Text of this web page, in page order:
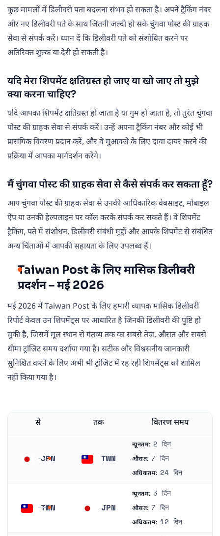
कुछ मामलों में डिलीवरी पता बदलना संभव हो सकता है। अपने ट्रैकिंग नंबर
और नए डिलीवरी पते के साथ जितनी जल्दी हो सके चुंगवा पोस्ट की ग्राहक
सेवा से संपर्क करें। ध्यान दें कि डिलीवरी पते को संशोधित करने पर
अतिरिक्त शुल्क या देरी हो सकती है।
यदि मेरा शिपमेंट क्षतिग्रस्त हो जाए या खो जाए तो मुझे
क्या करना चाहिए?
यदि आपका शिपमेंट क्षतिग्रस्त हो जाता है या गुम हो जाता है, तो तुरंत चुंगवा
पोस्ट की ग्राहक सेवा से संपर्क करें। उन्हें अपना ट्रैकिंग नंबर और कोई भी
प्रासंगिक विवरण प्रदान करें, और वे मुआवजे के लिए दावा दायर करने की
प्रक्रिया में आपका मार्गदर्शन करेंगे।
मैं चुंगवा पोस्ट की ग्राहक सेवा से कैसे संपर्क कर सकता हूँ?
आप चुंगवा पोस्ट की ग्राहक सेवा से उनकी आधिकारिक वेबसाइट, मोबाइल
ऐप या उनकी हेल्पलाइन पर कॉल करके संपर्क कर सकते हैं। वे शिपमेंट
ट्रैकिंग, पते में संशोधन, डिलीवरी संबंधी मुद्दों और आपके शिपमेंट से संबंधित
अन्य चिंताओं में आपकी सहायता के लिए उपलब्ध हैं।
Taiwan Post के लिए मासिक डिलीवरी
प्रदर्शन – मई 2026
मई 2026 में Taiwan Post के लिए हमारी व्यापक मासिक डिलीवरी
रिपोर्ट केवल उन शिपमेंट्स पर आधारित है जिनकी डिलीवरी की पुष्टि हो
चुकी है, जिसमें मूल स्थान से गंतव्य तक का सबसे तेज, औसत और सबसे
धीमा ट्रांज़िट समय दर्शाया गया है। सटीक और विश्वसनीय जानकारी
सुनिश्चित करने के लिए अभी भी ट्रांज़िट में रह रही शिपमेंट्स को शामिल
नहीं किया गया है।
से तक वितरण समय
JPN TWN
न्यूनतम: 2 दिन
औसत: 7 दिन
अधिकतम: 24 दिन
TWN JPN
न्यूनतम: 3 दिन
औसत: 7 दिन
अधिकतम: 12 दिन